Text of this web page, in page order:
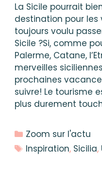
La Sicile pourrait
destination pour les
toujours voulu
Sicile ?Si, comme
Palerme, Catane,
merveilles
prochaines
suivre! Le tourisme
plus durement
Catégories
Zoom sur l'actu
Étiquettes
Inspiration, Sicilia,